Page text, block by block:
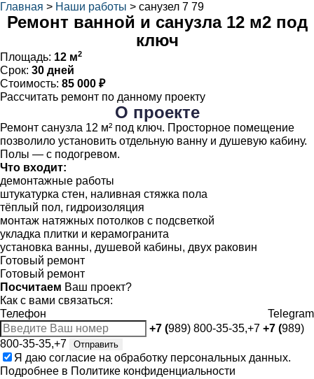
Главная > Наши работы > санузел 7 79
Ремонт ванной и санузла 12 м2 под
ключ
Площадь: 12 м2
Срок: 30 дней
Стоимость: 85 000 ₽
Рассчитать ремонт по данному проекту
О проекте
Ремонт санузла 12 м² под ключ. Просторное помещение
позволило установить отдельную ванну и душевую кабину.
Полы — с подогревом.
Что входит:
демонтажные работы
штукатурка стен, наливная стяжка пола
тёплый пол, гидроизоляция
монтаж натяжных потолков с подсветкой
укладка плитки и керамогранита
установка ванны, душевой кабины, двух раковин
Готовый ремонт
Готовый ремонт
Посчитаем Ваш проект?
Как с вами связаться:
Телефон
Telegram
+7 (989) 800-35-35,+7 +7 (989)
800-35-35,+7
Отправить
Я даю согласие на обработку персональных данных.
Подробнее в Политике конфиденциальности